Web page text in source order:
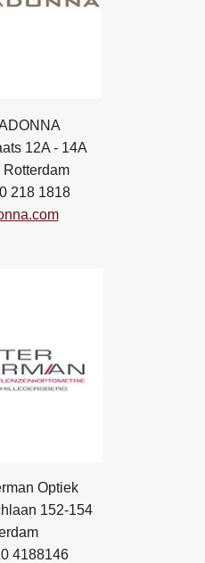
12A - 14A
218 1818
Optiek
152-154
4188146